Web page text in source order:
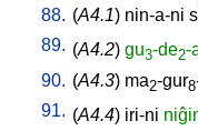
88. (A4.1) nin-a-ni
89. (A4.2) gu3-de2-
90. (A4.3) ma2-gur8
91. (A4.4) iri-ni